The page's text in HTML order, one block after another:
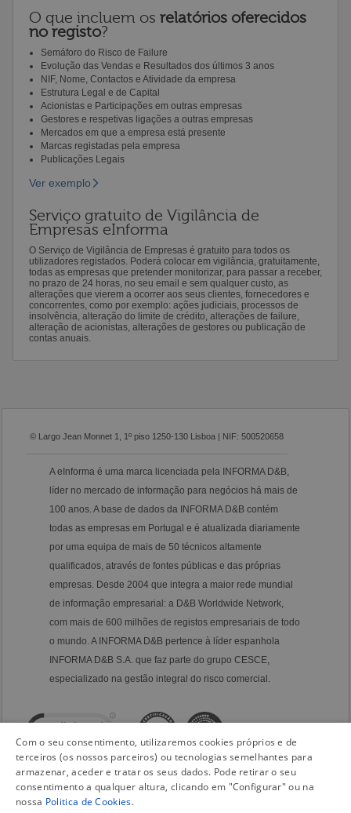
O que incluem os relatórios oferecidos
no registo?
Semáforo do Risco de Failure
Evolução das Vendas e Resultados dos últimos 3 anos
NIF, Nome, Contactos e Atividade da empresa
Estrutura Legal e de Capital
Acionistas e Participações em outras empresas
Gestores e respetivas ligações a outras empresas
Mercados em que a empresa está presente
Marcas registadas pela empresa
Publicações Legais
Ver exemplo
Serviço gratuito de Vigilância de
Empresas eInforma
O Serviço de Vigilância de Empresas é gratuito para todos os
utilizadores registados. Poderá colocar em vigilância, gratuitamente,
todas as empresas que pretender monitorizar, para passar a receber,
no prazo de 24 horas, no seu email e sem qualquer custo, as
alterações que vierem a ocorrer aos seus clientes, fornecedores e
concorrentes, como por exemplo: ações judiciais, processos de
insolvência, alteração do limite de crédito, alterações de failure,
alteração de acionistas, alterações de gestores ou publicação de
contas anuais.
© Largo Jean Monnet 1, 1º piso 1250-130 Lisboa | NIF: 500520658
A eInforma é uma marca licenciada pela INFORMA D&B,
líder no mercado de informação para negócios há mais de
100 anos. A base de dados da INFORMA D&B contém
todas as empresas em Portugal e é atualizada diariamente
por uma equipa de mais de 50 técnicos altamente
qualificados, através de fontes públicas e das próprias
empresas. Desde 2004 que integra a maior rede mundial
de informação empresarial: a D&B Worldwide Network,
com mais de 600 milhões de registos empresariais de todo
o mundo. A INFORMA D&B pertence à líder espanhola
INFORMA D&B S.A. que faz parte do grupo CESCE,
especializado na gestão integral do risco comercial.
Com o seu consentimento, utilizaremos cookies próprios e de
terceiros (os nossos parceiros) ou tecnologias semelhantes para
armazenar, aceder e tratar os seus dados. Pode retirar o seu
consentimento a qualquer altura, clicando em "Configurar" ou na
nossa Politica de Cookies.